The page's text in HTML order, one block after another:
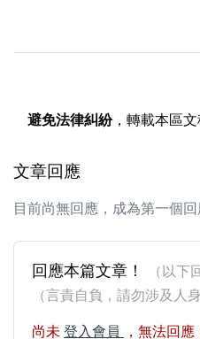
避免法律糾紛，轉載本區文
文章回應
目前尚無回應，成為第一個回
回應本篇文章！
（以下
（言責自負，請勿涉及人
尚未 登入會員 ，無法回應